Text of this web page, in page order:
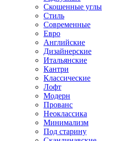
Скошенные углы
Стиль
Современные
Евро
Английские
Дизайнерские
Итальянские
Кантри
Классические
Лофт
Модерн
Прованс
Неоклассика
Минимализм
Под старину